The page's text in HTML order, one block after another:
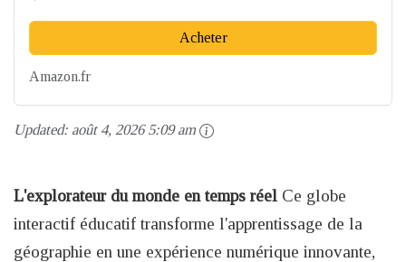
Acheter
Amazon.fr
Updated: août 4, 2026 5:09 am
L'explorateur du monde en temps réel Ce globe
interactif éducatif transforme l'apprentissage de la
géographie en une expérience numérique innovante,